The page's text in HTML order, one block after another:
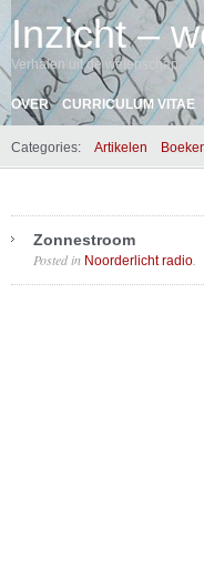
Inzicht –
Verhalen uit de wetenschap
OVER CURRICULUM VITAE
Categories: Artikelen
Zonnestroom
Posted in Noorderlicht radio